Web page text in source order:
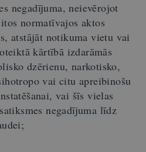
negadījuma, neievērojot
normatīvajos aktos
atstājāt notikuma vietu vai
kārtībā izdarāmās
dzērienu, narkotisko,
vai citu apreibinošu
vai šīs vielas
negadījuma līdz